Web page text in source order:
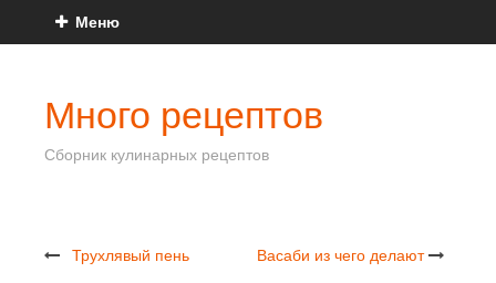
Меню
Много рецептов
Сборник кулинарных рецептов
Трухлявый пень Васаби из чего делают